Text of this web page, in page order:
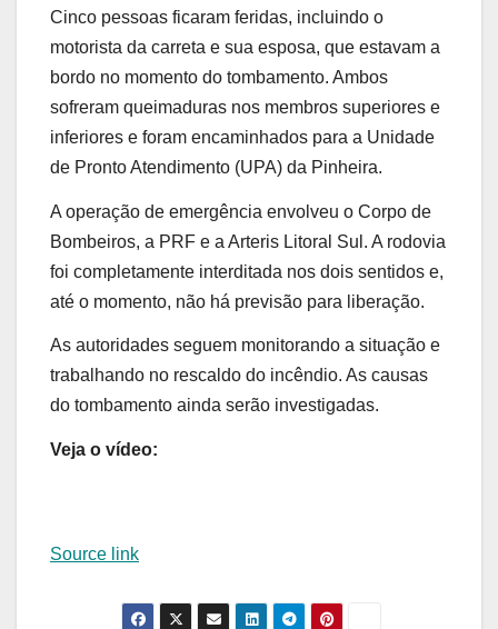
Cinco pessoas ficaram feridas, incluindo o
motorista da carreta e sua esposa, que estavam a
bordo no momento do tombamento. Ambos
sofreram queimaduras nos membros superiores e
inferiores e foram encaminhados para a Unidade
de Pronto Atendimento (UPA) da Pinheira.
A operação de emergência envolveu o Corpo de
Bombeiros, a PRF e a Arteris Litoral Sul. A rodovia
foi completamente interditada nos dois sentidos e,
até o momento, não há previsão para liberação.
As autoridades seguem monitorando a situação e
trabalhando no rescaldo do incêndio. As causas
do tombamento ainda serão investigadas.
Veja o vídeo:
Source link